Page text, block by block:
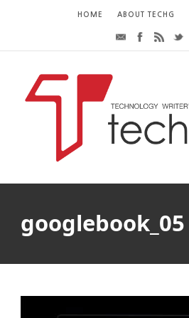
HOME ABOUT TECHG
googlebook_05